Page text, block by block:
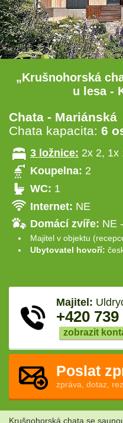
„Krušnohorská
u lesa -
Chata - Mariánská
Chata kapacita: 6
3 ložnice: 2x 2, 1x
Koupelna: 2
WC: 1
Internet: NE
Domácí zvíře: NE
Majitel v objektu
Ubytovatel hovoří:
Majitel:
+420 739
zobrazit
Poslat
zpráva, dotaz,
Krušnohorská chata se